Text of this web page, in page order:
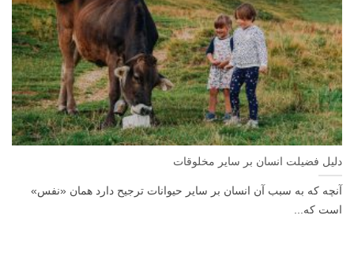
دلیل فضیلت انسان بر سایر مخلوقات
آنچه که به سبب آن انسان بر سایر حیوانات ترجیح دارد همان «نفس»
است که...